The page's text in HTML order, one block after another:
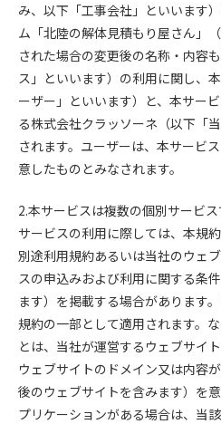
み、以下「工事会社」といいます
ム「北陸の解体見積もり屋さん」
された場合の変更後の名称・内容
ス」といいます）の利用に関し、
ーザー」といいます）と、本サー
る株式会社クラッソーネ（以下「
されます。ユーザーは、本サービ
意したものとみなされます。
2.本サービスは複数の個別サービ
サービスの利用に際しては、本規
別途利用規約あるいは当社のウェ
スの申込みおよび利用に関する条
ます）を掲載する場合があります
規約の一部として適用されます。
とは、当社が運営するウェブサイ
ウェブサイトのドメイン又は内容
後のウェブサイトを含みます）を
プリケーションがある場合は、当